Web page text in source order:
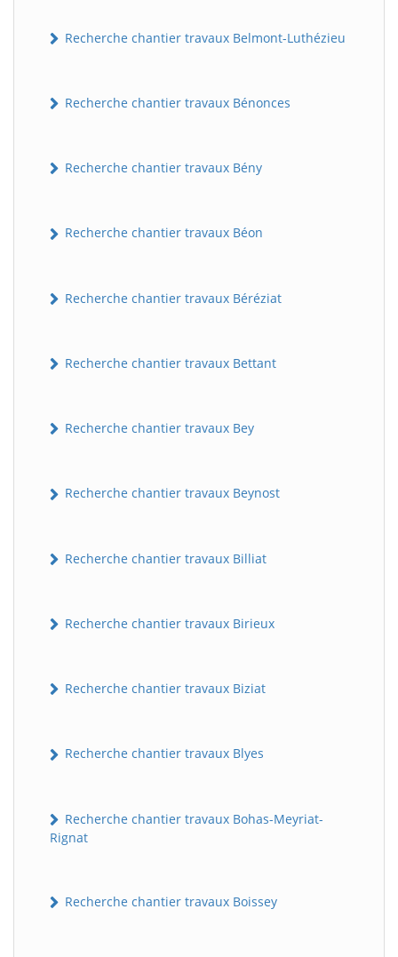
Recherche chantier travaux Belmont-Luthézieu
Recherche chantier travaux Bénonces
Recherche chantier travaux Bény
Recherche chantier travaux Béon
Recherche chantier travaux Béréziat
Recherche chantier travaux Bettant
Recherche chantier travaux Bey
Recherche chantier travaux Beynost
Recherche chantier travaux Billiat
Recherche chantier travaux Birieux
Recherche chantier travaux Biziat
Recherche chantier travaux Blyes
Recherche chantier travaux Bohas-Meyriat-
Rignat
Recherche chantier travaux Boissey